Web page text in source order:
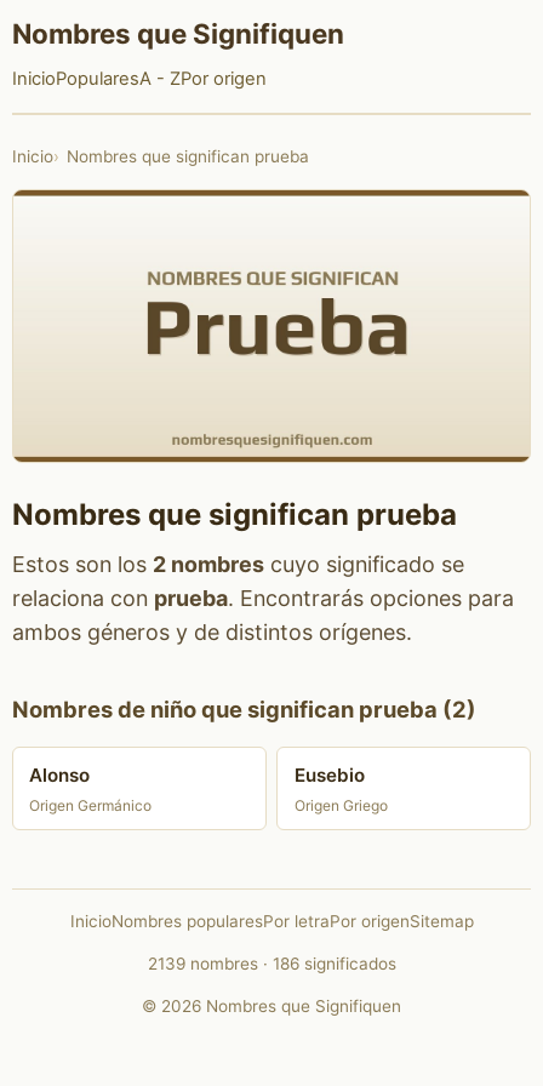
Nombres que Signifiquen
InicioPopularesA - ZPor origen
Inicio Nombres que significan prueba
Nombres que significan prueba
Estos son los 2 nombrescuyo significado se
relaciona con prueba. Encontrarás opciones para
ambos géneros y de distintos orígenes.
Nombres de niño que significan prueba (2)
Alonso
Origen Germánico
Eusebio
Origen Griego
InicioNombres popularesPor letraPor origenSitemap
2139 nombres · 186 significados
© 2026 Nombres que Signifiquen